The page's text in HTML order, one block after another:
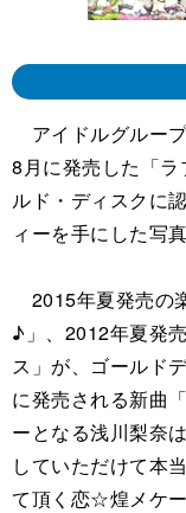
アイドルグルー
8月に発売した「
ルド・ディスクに
ィーを手にした写
2015年夏発売の
♪」、2012年夏発
ス」が、ゴールド
に発売される新曲
ーとなる浅川梨奈
していただけて本
て頂く恋☆煌メケ